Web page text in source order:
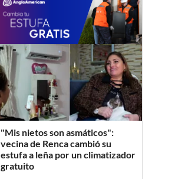
"Mis nietos son asmáticos":
vecina de Renca cambió su
estufa a leña por un climatizador
gratuito